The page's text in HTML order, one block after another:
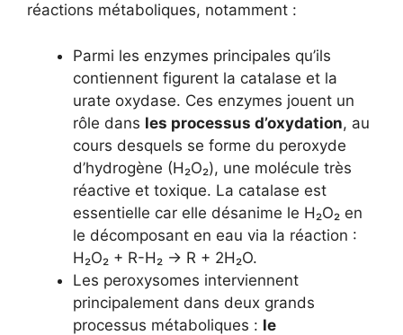
réactions métaboliques, notamment :
Parmi les enzymes principales qu’ils
contiennent figurent la catalase et la
urate oxydase. Ces enzymes jouent un
rôle dans les processus d’oxydation, au
cours desquels se forme du peroxyde
d’hydrogène (H₂O₂), une molécule très
réactive et toxique. La catalase est
essentielle car elle désanime le H₂O₂ en
le décomposant en eau via la réaction :
H₂O₂ + R-H₂ → R + 2H₂O.
Les peroxysomes interviennent
principalement dans deux grands
processus métaboliques : le